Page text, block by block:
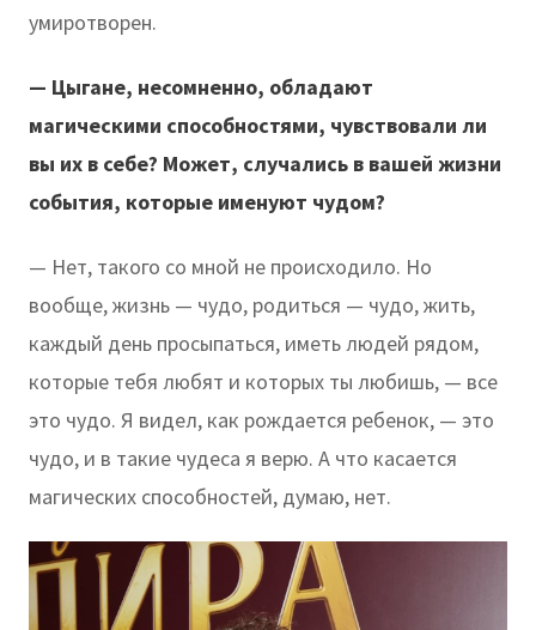
умиротворен.
— Цыгане, несомненно, обладают
магическими способностями, чувствовали ли
вы их в себе? Может, случались в вашей жизни
события, которые именуют чудом?
— Нет, такого со мной не происходило. Но
вообще, жизнь — чудо, родиться — чудо, жить,
каждый день просыпаться, иметь людей рядом,
которые тебя любят и которых ты любишь, — все
это чудо. Я видел, как рождается ребенок, — это
чудо, и в такие чудеса я верю. А что касается
магических способностей, думаю, нет.